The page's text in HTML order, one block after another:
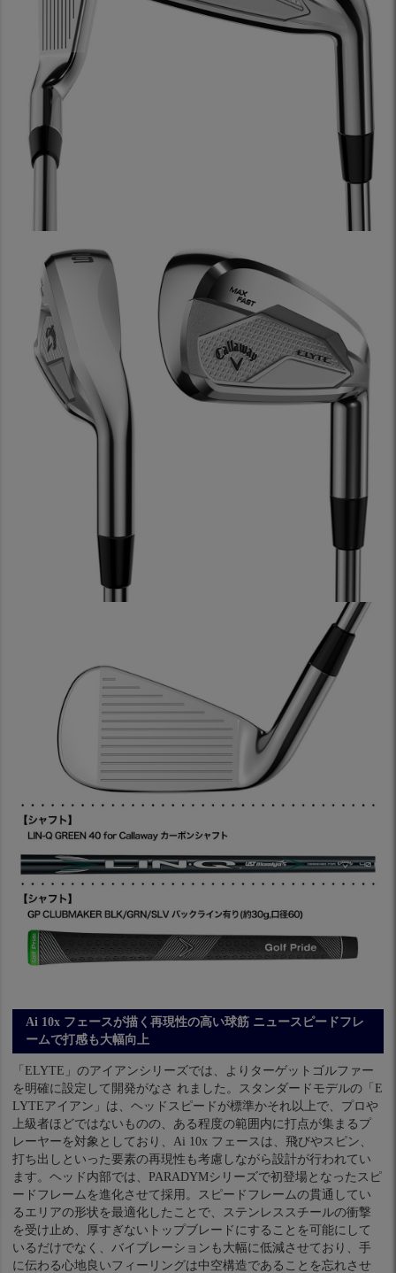
Ai 10x フェースが描く再現性の高い球筋 ニュースピードフレ
ームで打感も大幅向上
「ELYTE」のアイアンシリーズでは、よりターゲットゴルファー
を明確に設定して開発がなさ れました。スタンダードモデルの「E
LYTEアイアン」は、ヘッドスピードが標準かそれ以上で、プロや
上級者ほどではないものの、ある程度の範囲内に打点が集まるプ
レーヤーを対象としており、Ai 10x フェースは、飛びやスピン、
打ち出しといった要素の再現性も考慮しながら設計が行われてい
ます。ヘッド内部では、PARADYMシリーズで初登場となったスピ
ードフレームを進化させて採用。スピードフレームの貫通してい
るエリアの形状を最適化したことで、ステンレススチールの衝撃
を受け止め、厚すぎないトップブレードにすることを可能にして
いるだけでなく、バイブレーションも大幅に低減させており、手
に伝わる心地良いフィーリングは中空構造であることを忘れさせ